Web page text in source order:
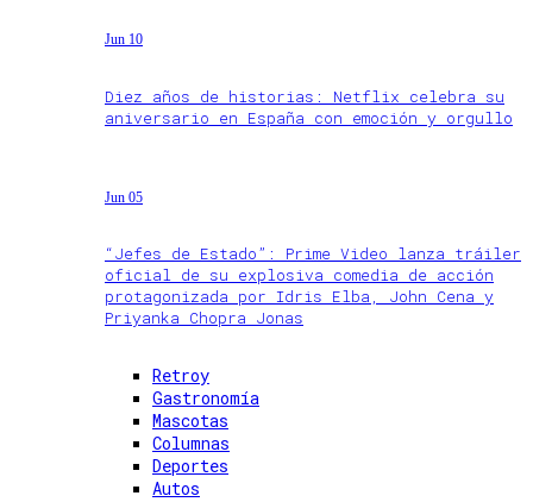
Jun 10
Diez años de historias: Netflix celebra su
aniversario en España con emoción y orgullo
Jun 05
“Jefes de Estado”: Prime Video lanza tráiler
oficial de su explosiva comedia de acción
protagonizada por Idris Elba, John Cena y
Priyanka Chopra Jonas
Retroy
Gastronomía
Mascotas
Columnas
Deportes
Autos